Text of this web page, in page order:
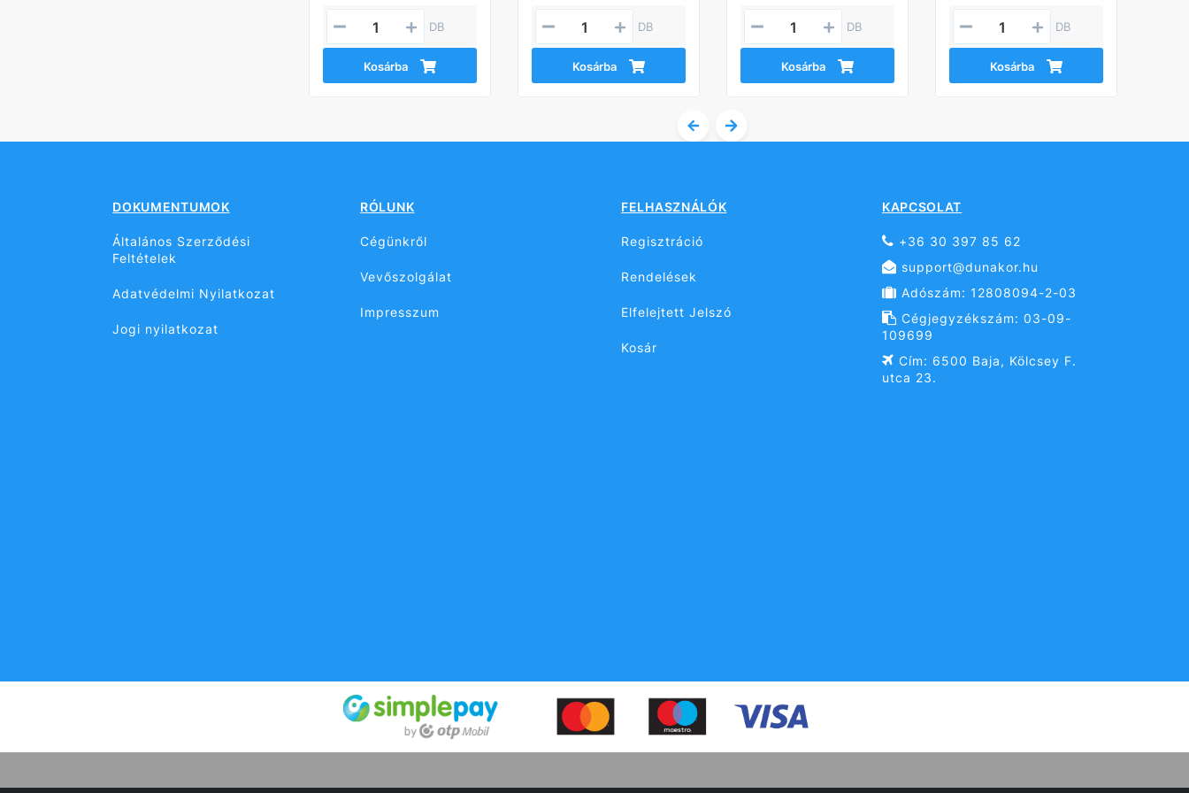
DB
Kosárba
DB
Kosárba
DB
Kosárba
DB
Kosárba
DOKUMENTUMOK
Általános Szerződési
Feltételek
Adatvédelmi Nyilatkozat
Jogi nyilatkozat
RÓLUNK
Cégünkről
Vevőszolgálat
Impresszum
FELHASZNÁLÓK
Regisztráció
Rendelések
Elfelejtett Jelszó
Kosár
KAPCSOLAT
+36 30 397 85 62
support@dunakor.hu
Adószám: 12808094-2-03
Cégjegyzékszám: 03-09-
109699
Cím: 6500 Baja, Kölcsey F.
utca 23.